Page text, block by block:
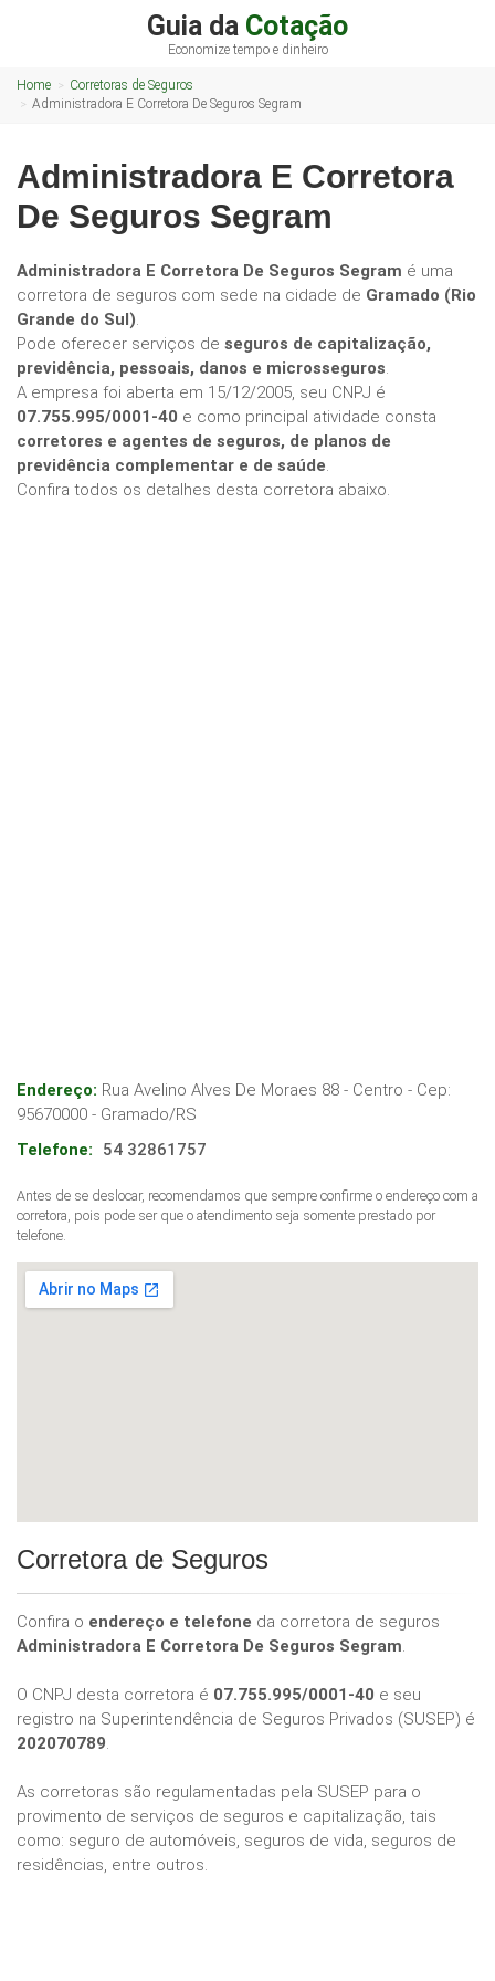
Guia da Cotação
Economize tempo e dinheiro
Home
Corretoras de Seguros
Administradora E Corretora De Seguros Segram
Administradora E Corretora
De Seguros Segram
Administradora E Corretora De Seguros Segram é uma
corretora de seguros com sede na cidade de Gramado (Rio
Grande do Sul).
Pode oferecer serviços de seguros de capitalização,
previdência, pessoais, danos e microsseguros.
A empresa foi aberta em 15/12/2005, seu CNPJ é
07.755.995/0001-40 e como principal atividade consta
corretores e agentes de seguros, de planos de
previdência complementar e de saúde.
Confira todos os detalhes desta corretora abaixo.
Endereço: Rua Avelino Alves De Moraes 88 - Centro - Cep:
95670000 - Gramado/RS
Telefone:
54 32861757
Antes de se deslocar, recomendamos que sempre confirme o endereço com a
corretora, pois pode ser que o atendimento seja somente prestado por
telefone.
Corretora de Seguros
Confira o endereço e telefone da corretora de seguros
Administradora E Corretora De Seguros Segram.
O CNPJ desta corretora é 07.755.995/0001-40 e seu
registro na Superintendência de Seguros Privados (SUSEP) é
202070789.
As corretoras são regulamentadas pela SUSEP para o
provimento de serviços de seguros e capitalização, tais
como: seguro de automóveis, seguros de vida, seguros de
residências, entre outros.